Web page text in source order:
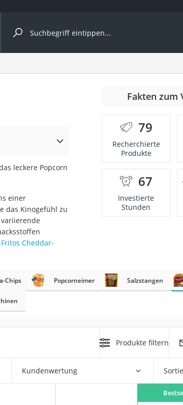
Kategorie
leckere Popcorn
einer
das Kinogefühl zu
Fritos Cheddar-
Fakten zum
79
Recherchierte
Produkte
67
Investierte
Stunden
Chips Popcorneimer Salzstangen
Produkte filtern
Kundenwertung